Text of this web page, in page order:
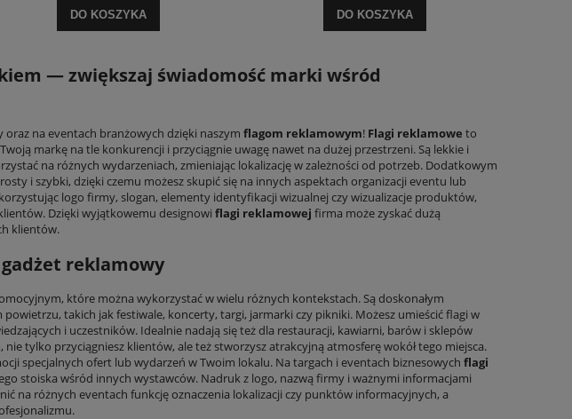
DO KOSZYKA DO KOSZYKA
— zwiększaj świadomość marki wśród
na eventach branżowych dzięki naszym flagom reklamowym! Flagi reklamowe to
markę na tle konkurencji i przyciągnie uwagę nawet na dużej przestrzeni. Są lekkie i
na różnych wydarzeniach, zmieniając lokalizację w zależności od potrzeb. Dodatkowym
i szybki, dzięki czemu możesz skupić się na innych aspektach organizacji eventu lub
logo firmy, slogan, elementy identyfikacji wizualnej czy wizualizacje produktów,
Dzięki wyjątkowemu designowi flagi reklamowej firma może zyskać dużą
klientów.
reklamowy
które można wykorzystać w wielu różnych kontekstach. Są doskonałym
takich jak festiwale, koncerty, targi, jarmarki czy pikniki. Możesz umieścić flagi w
i uczestników. Idealnie nadają się też dla restauracji, kawiarni, barów i sklepów
tylko przyciągniesz klientów, ale też stworzysz atrakcyjną atmosferę wokół tego miejsca.
specjalnych ofert lub wydarzeń w Twoim lokalu. Na targach i eventach biznesowych flagi
stoiska wśród innych wystawców. Nadruk z logo, nazwą firmy i ważnymi informacjami
na różnych eventach funkcję oznaczenia lokalizacji czy punktów informacyjnych, a